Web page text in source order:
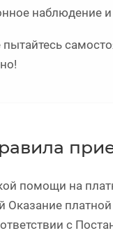
наблюдение
помощи на
Оказание
с